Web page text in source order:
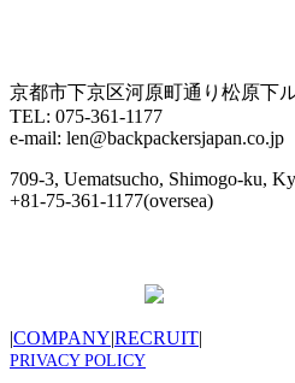
京都市下京区河原町通り松原下
TEL: 075-361-1177
e-mail: len@backpackersjapan.co.jp
709-3, Uematsucho, Shimogo-ku,
+81-75-361-1177(oversea)
|COMPANY|RECRUIT|
PRIVACY POLICY